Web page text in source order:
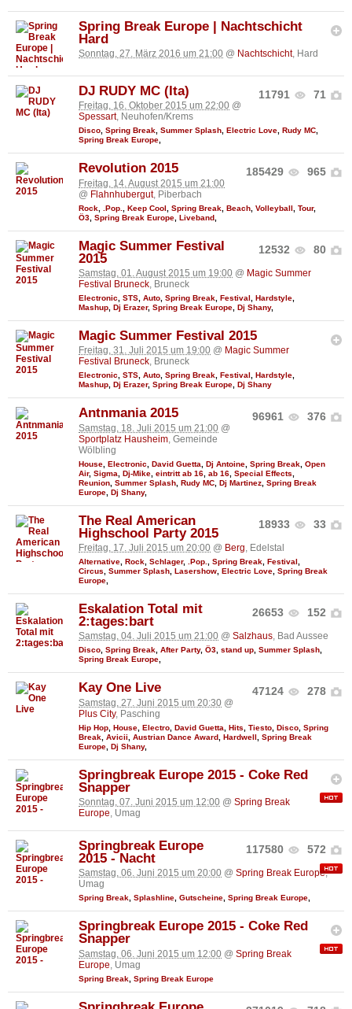
Spring Break Europe | Nachtschicht
Hard
Sonntag, 27. März 2016 um 21:00 @ Nachtschicht, Hard
11791 71
DJ RUDY MC (Ita)
Freitag, 16. Oktober 2015 um 22:00 @
Spessart, Neuhofen/Krems
Disco Spring Break Summer Splash Electric Love Rudy MC
Spring Break Europe
185429 965
Revolution 2015
Freitag, 14. August 2015 um 21:00
@ Flahnhubergut, Piberbach
Rock .Pop. Keep Cool Spring Break Beach Volleyball Tour,
Ö3 Spring Break Europe Liveband
12532 80
Magic Summer Festival
2015
Samstag, 01. August 2015 um 19:00 @ Magic Summer
Festival Bruneck, Bruneck
Electronic STS Auto Spring Break Festival Hardstyle
Mashup Dj Erazer, Spring Break Europe Dj Shany,
Magic Summer Festival 2015
Freitag, 31. Juli 2015 um 19:00 @ Magic Summer
Festival Bruneck, Bruneck
Electronic, STS, Auto, Spring Break, Festival, Hardstyle,
Mashup, Dj Erazer, Spring Break Europe, Dj Shany
96961 376
Antnmania 2015
Samstag, 18. Juli 2015 um 21:00 @
Sportplatz Hausheim , Gemeinde
Wölbling
House Electronic David Guetta Dj Antoine Spring Break Open
Air, Sigma Dj-Mike eintritt ab 16 ab 16 Special Effects
Reunion Summer Splash Rudy MC Dj Martinez Spring Break
Europe Dj Shany,
18933 33
The Real American
Highschool Party 2015
Freitag, 17. Juli 2015 um 20:00 @ Berg, Edelstal
Alternative Rock Schlager, .Pop. Spring Break Festival
Circus
Summer Splash Lasershow Electric Love Spring Break
Europe
26653 152
Eskalation Total mit
2:tages:bart
Samstag, 04. Juli 2015 um 21:00 @ Salzhaus, Bad Aussee
Disco, Spring Break, After Party, Ö3, stand up, Summer Splash,
Spring Break Europe,
47124 278
Kay One Live
Samstag, 27. Juni 2015 um 20:30 @
Plus City, Pasching
Hip Hop House Electro David Guetta Hits Tiesto Disco Spring
Break Avicii Austrian Dance Award Hardwell
Spring Break
Europe Dj Shany,
Springbreak Europe 2015 - Coke Red
Snapper
Sonntag, 07. Juni 2015 um 12:00 @ Spring Break
Europe, Umag
117580 572
Springbreak Europe
2015 - Nacht
Samstag, 06. Juni 2015 um 20:00 @ Spring Break Europe,
Umag
Spring Break, Splashline, Gutscheine, Spring Break Europe,
Springbreak Europe 2015 - Coke Red
Snapper
Samstag, 06. Juni 2015 um 12:00 @ Spring Break
Europe , Umag
Spring Break Spring Break Europe